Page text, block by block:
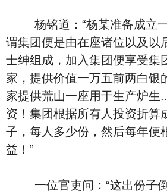
杨铭道：“杨某准备成立一
谓集团便是由在座诸位以及以
士绅组成，加入集团便享受集
家，提供价值一万五前两白银
家提供荒山一座用于生产炉生
资！集团根据所有人投资折算
子，每人多少份，然后每年便
益！”
一位官吏问：“这出份子倒